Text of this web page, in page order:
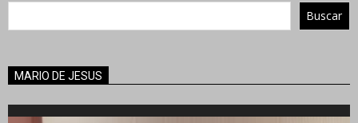
Buscar
MARIO DE JESUS
Reproductor